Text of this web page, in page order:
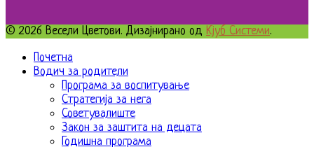
© 2026 Весели Цветови. Дизајнирано од Кјуб Системи.
Почетна
Водич за родители
Програма за воспитување
Стратегија за нега
Советувалиште
Закон за заштита на децата
Годишна програма